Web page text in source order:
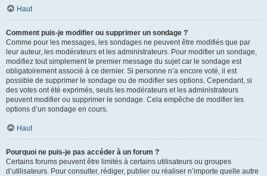
Haut
Comment puis-je modifier ou supprimer un sondage ?
Comme pour les messages, les sondages ne peuvent être modifiés que par
leur auteur, les modérateurs et les administrateurs. Pour modifier un sondage,
modifiez tout simplement le premier message du sujet car le sondage est
obligatoirement associé à ce dernier. Si personne n’a encore voté, il est
possible de supprimer le sondage ou de modifier ses options. Cependant, si
des votes ont été exprimés, seuls les modérateurs et les administrateurs
peuvent modifier ou supprimer le sondage. Cela empêche de modifier les
options d’un sondage en cours.
Haut
Pourquoi ne puis-je pas accéder à un forum ?
Certains forums peuvent être limités à certains utilisateurs ou groupes
d’utilisateurs. Pour consulter, rédiger, publier ou réaliser n’importe quelle autre